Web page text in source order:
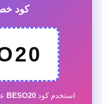
كود
استخدم كودBESO20